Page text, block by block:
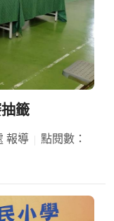
籤
報導
點閱數：